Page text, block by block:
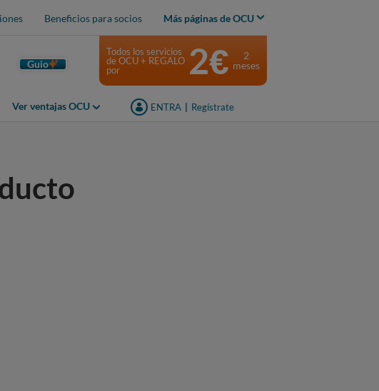
Beneficios para socios Más páginas de OCU
Guio
Ver ventajas OCU ENTRA Regístrate
Todos los servicios
de OCU + REGALO
por
2€
2
meses